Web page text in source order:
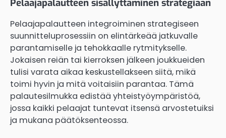
Pelaajapalautteen sisällyttäminen strategiaan
Pelaajapalautteen integroiminen strategiseen
suunnitteluprosessiin on elintärkeää jatkuvalle
parantamiselle ja tehokkaalle rytmitykselle.
Jokaisen reiän tai kierroksen jälkeen joukkueiden
tulisi varata aikaa keskustellakseen siitä, mikä
toimi hyvin ja mitä voitaisiin parantaa. Tämä
palautesilmukka edistää yhteistyöympäristöä,
jossa kaikki pelaajat tuntevat itsensä arvostetuiksi
ja mukana päätöksenteossa.